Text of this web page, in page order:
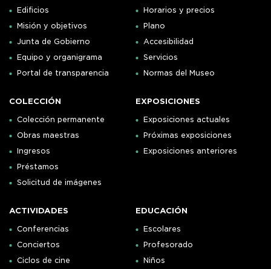
Edificios
Misión y objetivos
Junta de Gobierno
Equipo y organigrama
Portal de transparencia
Horarios y precios
Plano
Accesibilidad
Servicios
Normas del Museo
COLECCIÓN
Colección permanente
Obras maestras
Ingresos
Préstamos
Solicitud de imágenes
EXPOSICIONES
Exposiciones actuales
Próximas exposiciones
Exposiciones anteriores
ACTIVIDADES
Conferencias
Conciertos
Ciclos de cine
EDUCACIÓN
Escolares
Profesorado
Niños